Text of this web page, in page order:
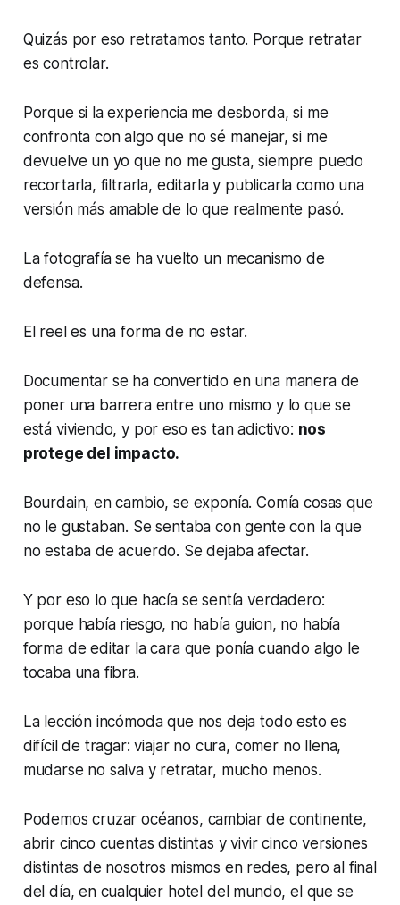
Quizás por eso retratamos tanto. Porque retratar
es controlar.
Porque si la experiencia me desborda, si me
confronta con algo que no sé manejar, si me
devuelve un yo que no me gusta, siempre puedo
recortarla, filtrarla, editarla y publicarla como una
versión más amable de lo que realmente pasó.
La fotografía se ha vuelto un mecanismo de
defensa.
El reel es una forma de no estar.
Documentar se ha convertido en una manera de
poner una barrera entre uno mismo y lo que se
está viviendo, y por eso es tan adictivo: nos
protege del impacto.
Bourdain, en cambio, se exponía. Comía cosas que
no le gustaban. Se sentaba con gente con la que
no estaba de acuerdo. Se dejaba afectar.
Y por eso lo que hacía se sentía verdadero:
porque había riesgo, no había guion, no había
forma de editar la cara que ponía cuando algo le
tocaba una fibra.
La lección incómoda que nos deja todo esto es
difícil de tragar: viajar no cura, comer no llena,
mudarse no salva y retratar, mucho menos.
Podemos cruzar océanos, cambiar de continente,
abrir cinco cuentas distintas y vivir cinco versiones
distintas de nosotros mismos en redes, pero al final
del día, en cualquier hotel del mundo, el que se